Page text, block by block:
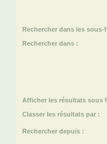
Rechercher dans les sous-
Rechercher dans :
Afficher les résultats sous
Classer les résultats par :
Rechercher depuis :